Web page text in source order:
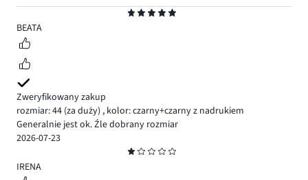
5
BEATA
Zweryfikowany zakup
rozmiar: 44 (za duży) , kolor: czarny+czarny z nadrukiem
Generalnie jest ok. Źle dobrany rozmiar
2026-07-23
1
IRENA